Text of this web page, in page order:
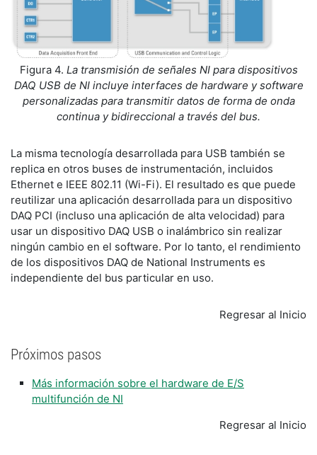
Figura 4. La transmisión de señales NI para dispositivos
DAQ USB de NI incluye interfaces de hardware y software
personalizadas para transmitir datos de forma de onda
continua y bidireccional a través del bus.
La misma tecnología desarrollada para USB también se
replica en otros buses de instrumentación, incluidos
Ethernet e IEEE 802.11 (Wi-Fi). El resultado es que puede
reutilizar una aplicación desarrollada para un dispositivo
DAQ PCI (incluso una aplicación de alta velocidad) para
usar un dispositivo DAQ USB o inalámbrico sin realizar
ningún cambio en el software. Por lo tanto, el rendimiento
de los dispositivos DAQ de National Instruments es
independiente del bus particular en uso.
Regresar al Inicio
Próximos pasos
Más información sobre el hardware de E/S
multifunción de NI
Regresar al Inicio